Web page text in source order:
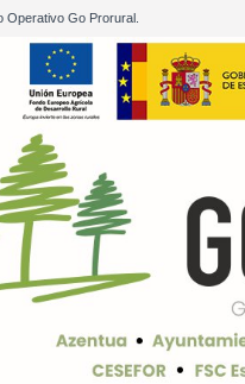
Operativo Go Prorural.